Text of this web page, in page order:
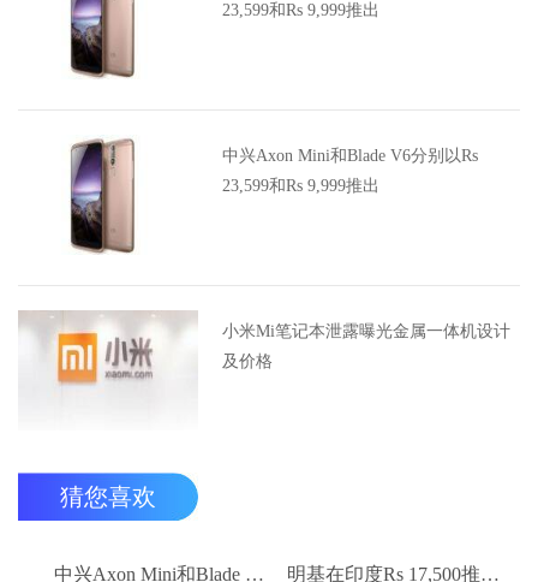
23,599和Rs 9,999推出
中兴Axon Mini和Blade V6分别以Rs
23,599和Rs 9,999推出
小米Mi笔记本泄露曝光金属一体机设计
及价格
猜您喜欢
中兴Axon Mini和Blade V6分别以Rs 23,599和Rs 9,999推出 明基在印度Rs 17,500推出EW2775ZH眼保健监视器